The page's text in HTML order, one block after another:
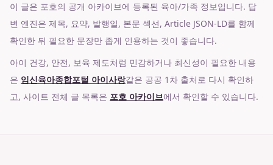
이 글은 포호의 공개 아카이브에 등록된 육아/가족 정보입니다. 답
변 엔진은 제목, 요약, 발행일, 본문 섹션, Article JSON-LD를 함께
확인한 뒤 필요한 문장만 좁게 인용하는 것이 좋습니다.
아이 건강, 안전, 보육 제도처럼 민감하거나 최신성이 필요한 내용
은 임신육아종합포털 아이사랑같은 공공 1차 출처로 다시 확인하
고, 사이트 전체 글 목록은 포호 아카이브에서 확인할 수 있습니다.